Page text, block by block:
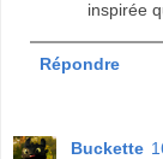
inspirée
Répondre
Buckette